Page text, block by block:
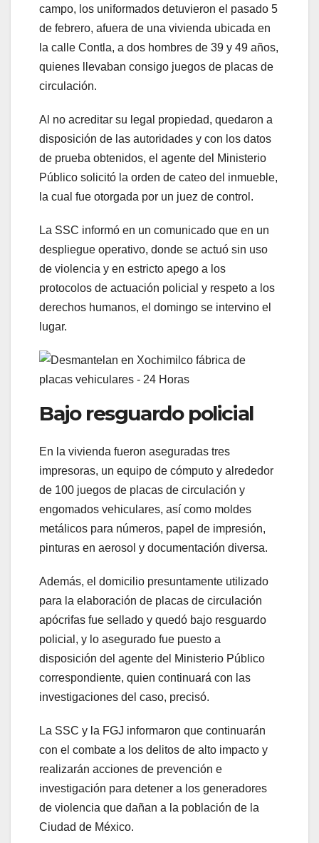
campo, los uniformados detuvieron el pasado 5
de febrero, afuera de una vivienda ubicada en
la calle Contla, a dos hombres de 39 y 49 años,
quienes llevaban consigo juegos de placas de
circulación.
Al no acreditar su legal propiedad, quedaron a
disposición de las autoridades y con los datos
de prueba obtenidos, el agente del Ministerio
Público solicitó la orden de cateo del inmueble,
la cual fue otorgada por un juez de control.
La SSC informó en un comunicado que en un
despliegue operativo, donde se actuó sin uso
de violencia y en estricto apego a los
protocolos de actuación policial y respeto a los
derechos humanos, el domingo se intervino el
lugar.
Bajo resguardo policial
En la vivienda fueron aseguradas tres
impresoras, un equipo de cómputo y alrededor
de 100 juegos de placas de circulación y
engomados vehiculares, así como moldes
metálicos para números, papel de impresión,
pinturas en aerosol y documentación diversa.
Además, el domicilio presuntamente utilizado
para la elaboración de placas de circulación
apócrifas fue sellado y quedó bajo resguardo
policial, y lo asegurado fue puesto a
disposición del agente del Ministerio Público
correspondiente, quien continuará con las
investigaciones del caso, precisó.
La SSC y la FGJ informaron que continuarán
con el combate a los delitos de alto impacto y
realizarán acciones de prevención e
investigación para detener a los generadores
de violencia que dañan a la población de la
Ciudad de México.